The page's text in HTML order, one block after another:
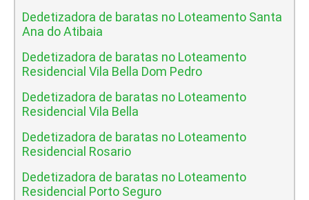
Dedetizadora de baratas no Loteamento Santa
Ana do Atibaia
Dedetizadora de baratas no Loteamento
Residencial Vila Bella Dom Pedro
Dedetizadora de baratas no Loteamento
Residencial Vila Bella
Dedetizadora de baratas no Loteamento
Residencial Rosario
Dedetizadora de baratas no Loteamento
Residencial Porto Seguro